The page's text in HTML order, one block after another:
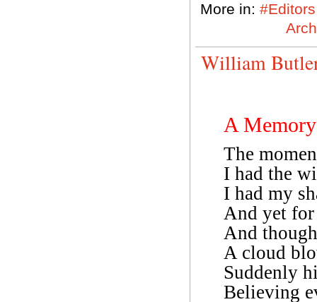
More in:
William
A
The
I had the
I had my
And yet
And
A cloud
Suddenly
Believing